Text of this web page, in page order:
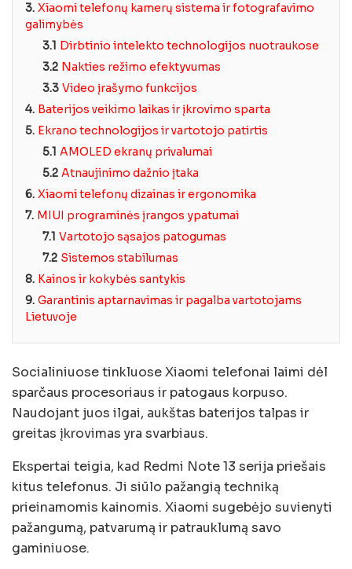
3. Xiaomi telefonų kamerų sistema ir fotografavimo
galimybės
3.1 Dirbtinio intelekto technologijos nuotraukose
3.2 Nakties režimo efektyvumas
3.3 Video įrašymo funkcijos
4. Baterijos veikimo laikas ir įkrovimo sparta
5. Ekrano technologijos ir vartotojo patirtis
5.1 AMOLED ekranų privalumai
5.2 Atnaujinimo dažnio įtaka
6. Xiaomi telefonų dizainas ir ergonomika
7. MIUI programinės įrangos ypatumai
7.1 Vartotojo sąsajos patogumas
7.2 Sistemos stabilumas
8. Kainos ir kokybės santykis
9. Garantinis aptarnavimas ir pagalba vartotojams
Lietuvoje
Socialiniuose tinkluose Xiaomi telefonai laimi dėl
sparčaus procesoriaus ir patogaus korpuso.
Naudojant juos ilgai, aukštas baterijos talpas ir
greitas įkrovimas yra svarbiaus.
Ekspertai teigia, kad Redmi Note 13 serija priešais
kitus telefonus. Ji siūlo pažangią techniką
prieinamomis kainomis. Xiaomi sugebėjo suvienyti
pažangumą, patvarumą ir patrauklumą savo
gaminiuose.